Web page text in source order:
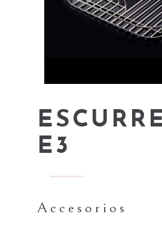
E3
Accesorios